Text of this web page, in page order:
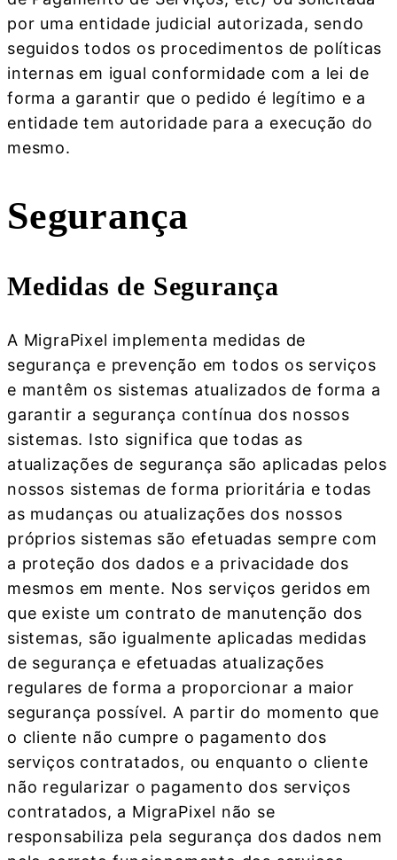
por uma entidade judicial autorizada, sendo
seguidos todos os procedimentos de políticas
internas em igual conformidade com a lei de
forma a garantir que o pedido é legítimo e a
entidade tem autoridade para a execução do
mesmo.
Segurança
Medidas de Segurança
A MigraPixel implementa medidas de
segurança e prevenção em todos os serviços
e mantêm os sistemas atualizados de forma a
garantir a segurança contínua dos nossos
sistemas. Isto significa que todas as
atualizações de segurança são aplicadas pelos
nossos sistemas de forma prioritária e todas
as mudanças ou atualizações dos nossos
próprios sistemas são efetuadas sempre com
a proteção dos dados e a privacidade dos
mesmos em mente. Nos serviços geridos em
que existe um contrato de manutenção dos
sistemas, são igualmente aplicadas medidas
de segurança e efetuadas atualizações
regulares de forma a proporcionar a maior
segurança possível. A partir do momento que
o cliente não cumpre o pagamento dos
serviços contratados, ou enquanto o cliente
não regularizar o pagamento dos serviços
contratados, a MigraPixel não se
responsabiliza pela segurança dos dados nem